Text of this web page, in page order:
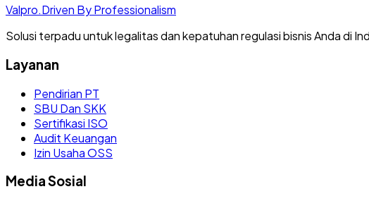
Valpro.Driven By Professionalism
Solusi terpadu untuk legalitas dan kepatuhan regulasi bisnis Anda di
Layanan
Pendirian PT
SBU Dan SKK
Sertifikasi ISO
Audit Keuangan
Izin Usaha OSS
Media Sosial